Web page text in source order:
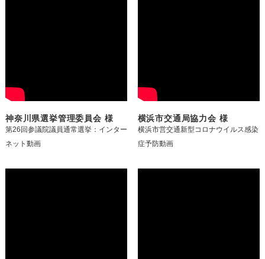
神奈川県選挙管理委員会 様
第26回参議院議員通常選挙：インター
ネット動画
横浜市交通局協力会 様
横浜市営交通新型コロナウイルス感染
症予防動画